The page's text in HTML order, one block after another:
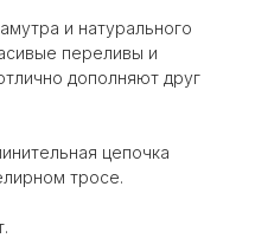
и натурального
переливы и
дополняют друг
цепочка
тросе.